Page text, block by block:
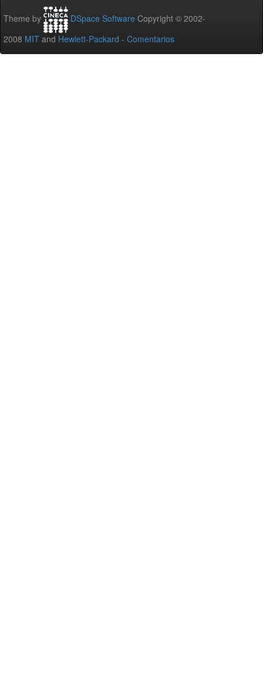
Theme by DSpace Software Copyright © 2002-
2008 MIT and Hewlett-Packard - Comentarios